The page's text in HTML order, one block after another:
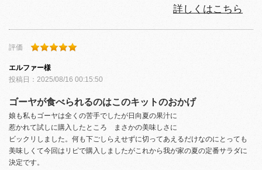
詳しくはこちら
評価
エルファー様
投稿日： 2025/08/16 00:15:50
ゴーヤが食べられるのはこのキットのおかげ
娘も私もゴーヤは全くの苦手でしたが日向夏の果汁に
惹かれて試しに購入したところ まさかの美味しさに
ビックリしました。何も下ごしらえせずに切ってあえるだけなのにとっても
美味しくて今回はリピで購入しましたがこれから我が家の夏の定番サラダに
決定です。